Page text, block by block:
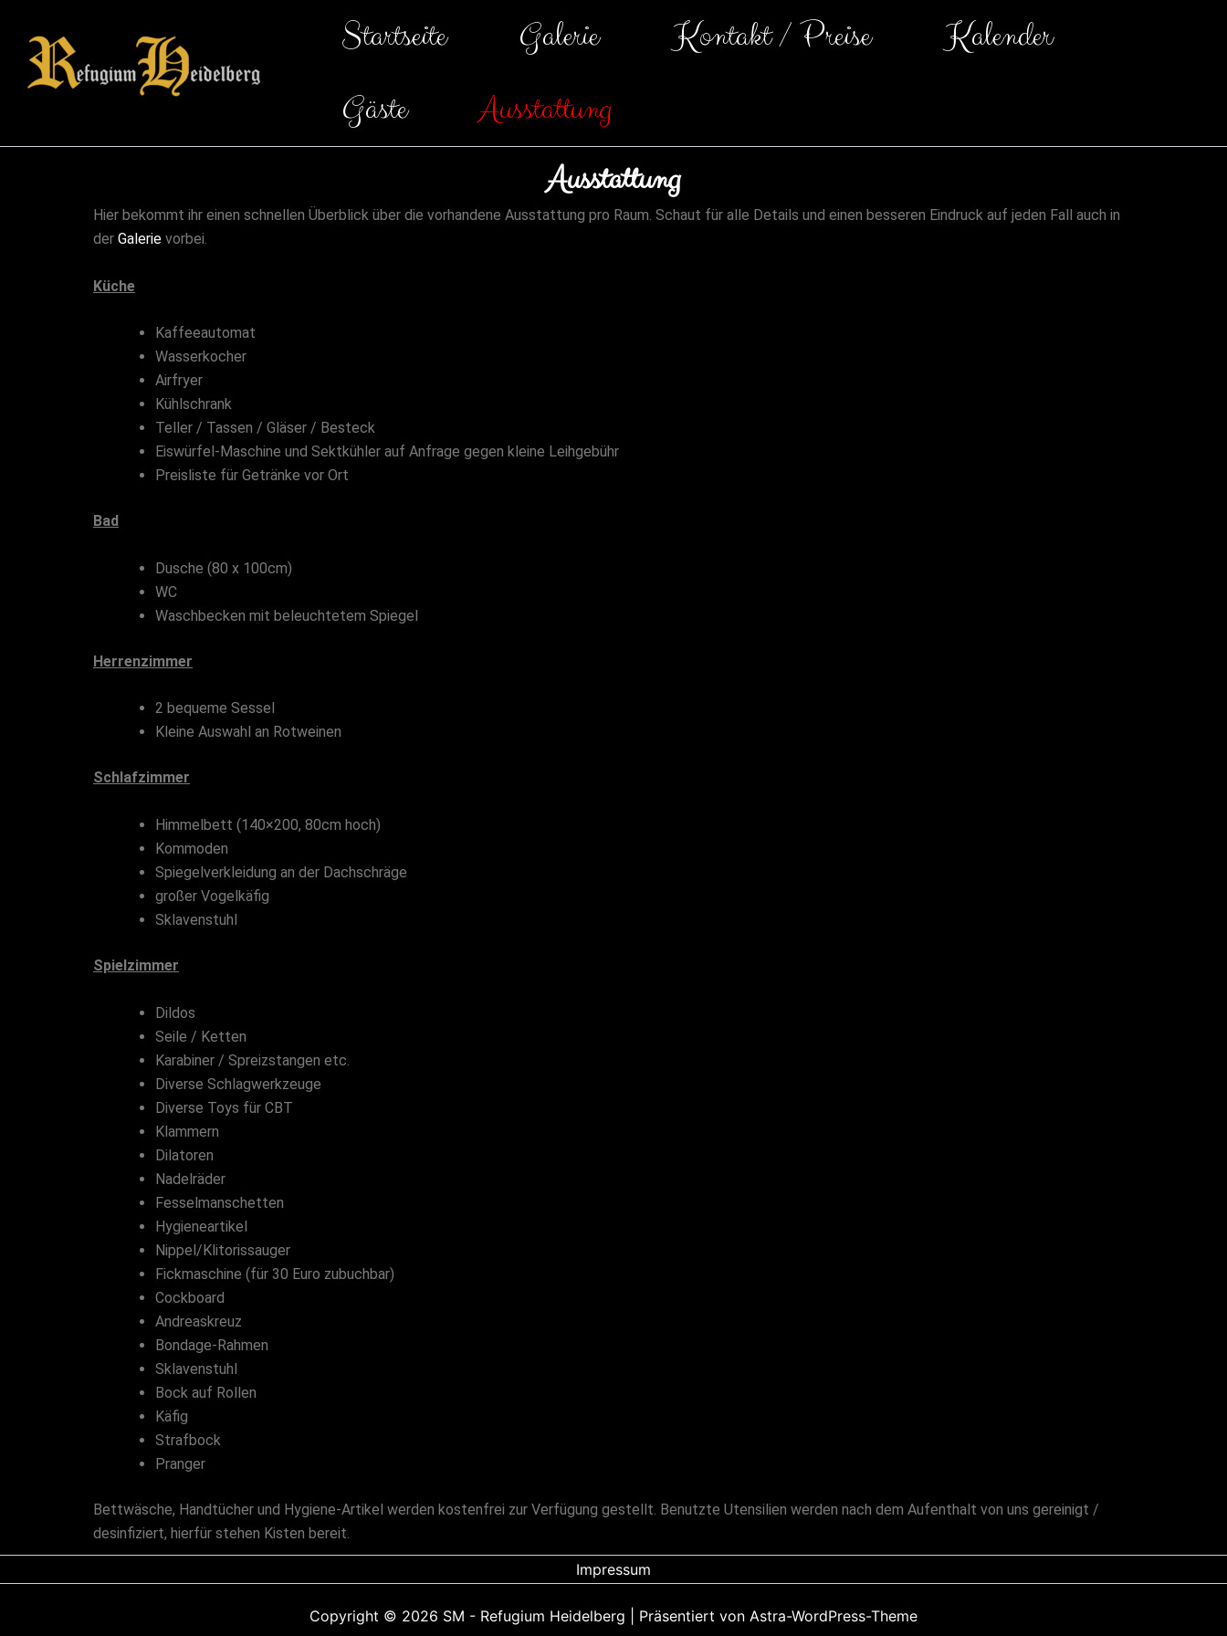
Inhalt
springen
Startseite Galerie Kontakt / Preise
Kalender
Gäste
Ausstattung
Ausstattung
Hier bekommt ihr einen schnellen Überblick über die vorhandene Ausstattung pro Raum. Schaut für alle Details und einen besseren Eindruck auf jeden Fall auch in
der Galerie vorbei.
Küche
Kaffeeautomat
Wasserkocher
Airfryer
Kühlschrank
Teller / Tassen / Gläser / Besteck
Eiswürfel-Maschine und Sektkühler auf Anfrage gegen kleine Leihgebühr
Preisliste für Getränke vor Ort
Bad
Dusche (80 x 100cm)
WC
Waschbecken mit beleuchtetem Spiegel
Herrenzimmer
2 bequeme Sessel
Kleine Auswahl an Rotweinen
Schlafzimmer
Himmelbett (140×200, 80cm hoch)
Kommoden
Spiegelverkleidung an der Dachschräge
großer Vogelkäfig
Sklavenstuhl
Spielzimmer
Dildos
Seile / Ketten
Karabiner / Spreizstangen etc.
Diverse Schlagwerkzeuge
Diverse Toys für CBT
Klammern
Dilatoren
Nadelräder
Fesselmanschetten
Hygieneartikel
Nippel/Klitorissauger
Fickmaschine (für 30 Euro zubuchbar)
Cockboard
Andreaskreuz
Bondage-Rahmen
Sklavenstuhl
Bock auf Rollen
Käfig
Strafbock
Pranger
Bettwäsche, Handtücher und Hygiene-Artikel werden kostenfrei zur Verfügung gestellt. Benutzte Utensilien werden nach dem Aufenthalt von uns gereinigt /
desinfiziert, hierfür stehen Kisten bereit.
Impressum
Copyright © 2026 SM - Refugium Heidelberg | Präsentiert von Astra-WordPress-Theme